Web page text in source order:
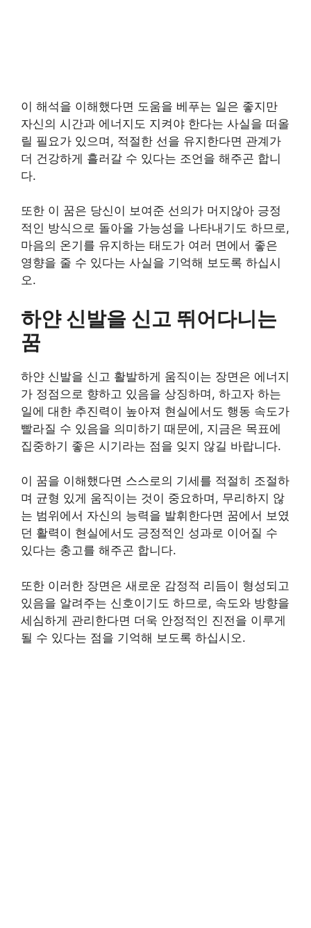
이 해석을 이해했다면 도움을 베푸는 일은 좋지만
자신의 시간과 에너지도 지켜야 한다는 사실을 떠올
릴 필요가 있으며, 적절한 선을 유지한다면 관계가
더 건강하게 흘러갈 수 있다는 조언을 해주곤 합니
다.
또한 이 꿈은 당신이 보여준 선의가 머지않아 긍정
적인 방식으로 돌아올 가능성을 나타내기도 하므로,
마음의 온기를 유지하는 태도가 여러 면에서 좋은
영향을 줄 수 있다는 사실을 기억해 보도록 하십시
오.
하얀 신발을 신고 뛰어다니는
꿈
하얀 신발을 신고 활발하게 움직이는 장면은 에너지
가 정점으로 향하고 있음을 상징하며, 하고자 하는
일에 대한 추진력이 높아져 현실에서도 행동 속도가
빨라질 수 있음을 의미하기 때문에, 지금은 목표에
집중하기 좋은 시기라는 점을 잊지 않길 바랍니다.
이 꿈을 이해했다면 스스로의 기세를 적절히 조절하
며 균형 있게 움직이는 것이 중요하며, 무리하지 않
는 범위에서 자신의 능력을 발휘한다면 꿈에서 보였
던 활력이 현실에서도 긍정적인 성과로 이어질 수
있다는 충고를 해주곤 합니다.
또한 이러한 장면은 새로운 감정적 리듬이 형성되고
있음을 알려주는 신호이기도 하므로, 속도와 방향을
세심하게 관리한다면 더욱 안정적인 진전을 이루게
될 수 있다는 점을 기억해 보도록 하십시오.